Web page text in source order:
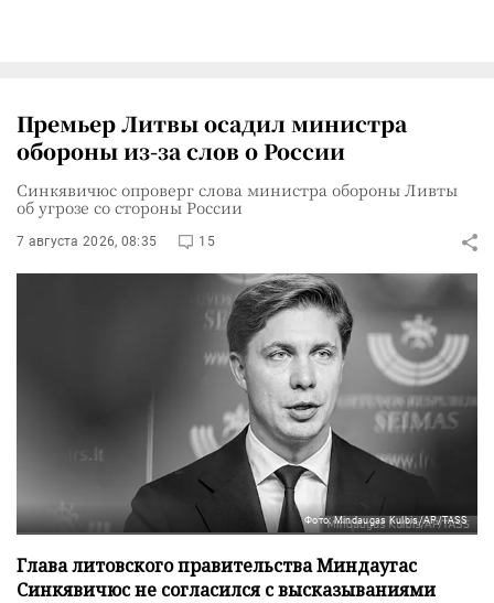
Премьер Литвы осадил министра
обороны из-за слов о России
Синкявичюс опроверг слова министра обороны Ливты
об угрозе со стороны России
7 августа 2026, 08:35 15
Фото: Mindaugas Kulbis/AP/TASS
Глава литовского правительства Миндаугас
Синкявичюс не согласился с высказываниями